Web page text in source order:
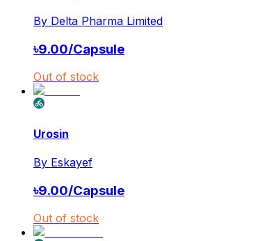
By Delta Pharma Limited
৳9.00/Capsule
Out of stock
Urosin
By Eskayef
৳9.00/Capsule
Out of stock